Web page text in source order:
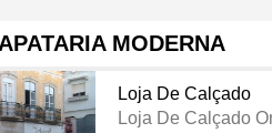
MODERNA
Loja De Calçado
Loja De Calçado